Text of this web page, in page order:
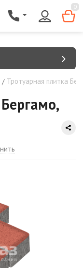
0
/ Тротуарная плитка